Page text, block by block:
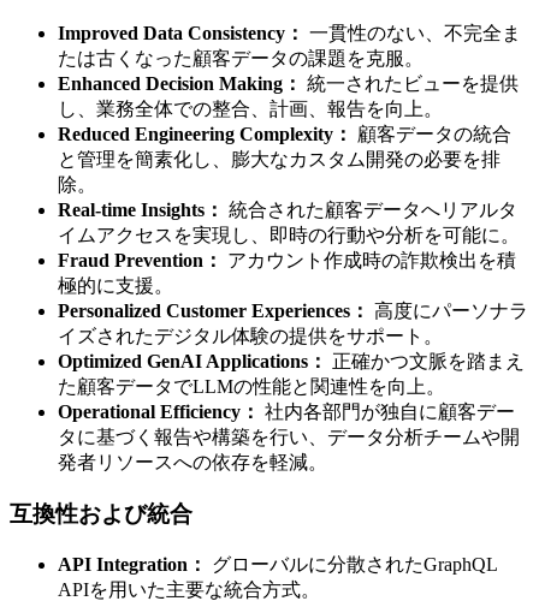
Improved Data Consistency： 一貫性のない、不完全ま
たは古くなった顧客データの課題を克服。
Enhanced Decision Making： 統一されたビューを提供
し、業務全体での整合、計画、報告を向上。
Reduced Engineering Complexity：
顧客データの統合
と管理を簡素化し、膨大なカスタム開発の必要を排
除。
Real-time Insights： 統合された顧客データへリアルタ
イムアクセスを実現し、即時の行動や分析を可能に。
Fraud Prevention：
アカウント作成時の詐欺検出を積
極的に支援。
Personalized Customer Experiences： 高度にパーソナラ
イズされたデジタル体験の提供をサポート。
Optimized GenAI Applications：
正確かつ文脈を踏まえ
た顧客データでLLMの性能と関連性を向上。
Operational Efficiency： 社内各部門が独自に顧客デー
タに基づく報告や構築を行い、データ分析チームや開
発者リソースへの依存を軽減。
互換性および統合
API Integration：
グローバルに分散されたGraphQL
APIを用いた主要な統合方式。